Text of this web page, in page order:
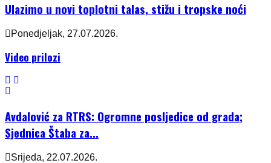
Ulazimo u novi toplotni talas, stižu i tropske noći
Ponedjeljak, 27.07.2026.
Video prilozi
Avdalović za RTRS: Ogromne posljedice od grada;
Sjednica Štaba za...
Srijeda, 22.07.2026.